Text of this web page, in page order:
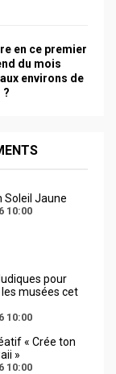
en ce premier
du mois
environs de
?
Soleil Jaune
10:00
pour
musées cet
10:00
« Crée ton
»
10:00